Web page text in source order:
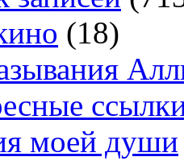
(18)
моей души